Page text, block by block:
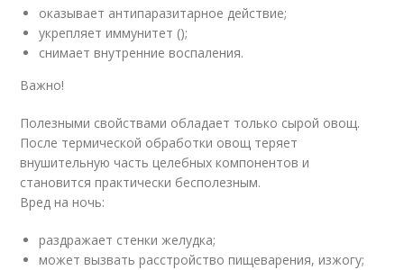
оказывает антипаразитарное действие;
укрепляет иммунитет ();
снимает внутренние воспаления.
Важно!
Полезными свойствами обладает только сырой овощ.
После термической обработки овощ теряет
внушительную часть целебных компонентов и
становится практически бесполезным.
Вред на ночь:
раздражает стенки желудка;
может вызвать расстройство пищеварения, изжогу;